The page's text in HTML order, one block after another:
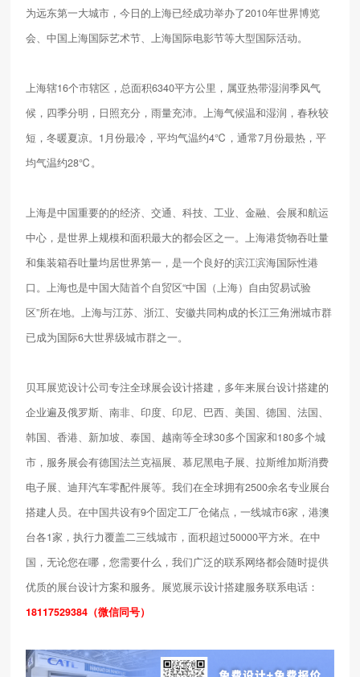
为远东第一大城市，今日的上海已经成功举办了2010年世界博览
会、中国上海国际艺术节、上海国际电影节等大型国际活动。
上海辖16个市辖区，总面积6340平方公里，属亚热带湿润季风气
候，四季分明，日照充分，雨量充沛。上海气候温和湿润，春秋较
短，冬暖夏凉。1月份最冷，平均气温约4℃，通常7月份最热，平
均气温约28℃。
上海是中国重要的的经济、交通、科技、工业、金融、会展和航运
中心，是世界上规模和面积最大的都会区之一。上海港货物吞吐量
和集装箱吞吐量均居世界第一，是一个良好的滨江滨海国际性港
口。上海也是中国大陆首个自贸区“中国（上海）自由贸易试验
区”所在地。上海与江苏、浙江、安徽共同构成的长江三角洲城市群
已成为国际6大世界级城市群之一。
贝耳展览设计公司专注全球展会设计搭建，多年来展台设计搭建的
企业遍及俄罗斯、南非、印度、印尼、巴西、美国、德国、法国、
韩国、香港、新加坡、泰国、越南等全球30多个国家和180多个城
市，服务展会有德国法兰克福展、慕尼黑电子展、拉斯维加斯消费
电子展、迪拜汽车零配件展等。我们在全球拥有2500余名专业展台
搭建人员。在中国共设有9个固定工厂仓储点，一线城市6家，港澳
台各1家，执行力覆盖二三线城市，面积超过50000平方米。在中
国，无论您在哪，您需要什么，我们广泛的联系网络都会随时提供
优质的展台设计方案和服务。展览展示设计搭建服务联系电话：
18117529384（微信同号）